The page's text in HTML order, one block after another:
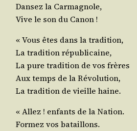
Dan­sez la Carmagnole,
Vive le son du Canon !
« Vous êtes dans la tradition,
La tra­di­tion républicaine,
La pure tra­di­tion de vos frères
Aux temps de la Révolution,
La tra­di­tion de vieille haine.
« Allez ! enfants de la Nation.
For­mez vos bataillons.